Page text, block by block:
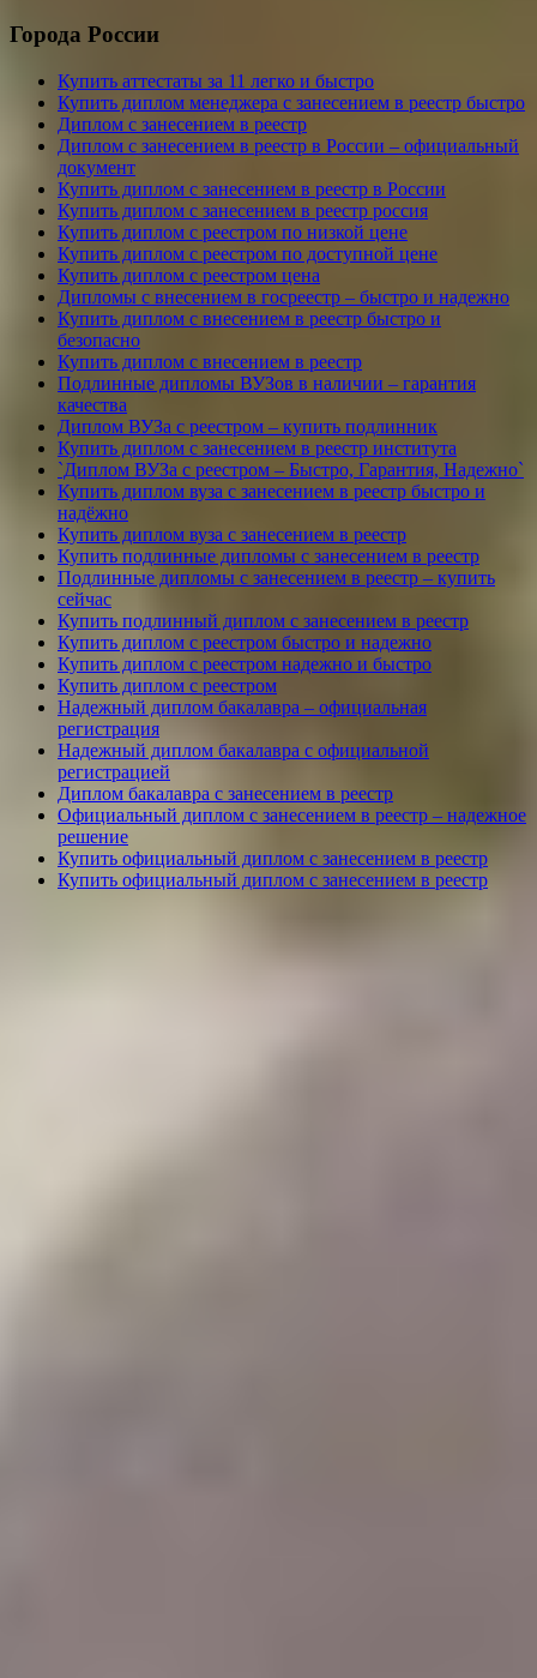
Города России
Купить аттестаты за 11 легко и быстро
Купить диплом менеджера с занесением в реестр быстро
Диплом с занесением в реестр
Диплом с занесением в реестр в России – официальный
документ
Купить диплом с занесением в реестр в России
Купить диплом с занесением в реестр россия
Купить диплом с реестром по низкой цене
Купить диплом с реестром по доступной цене
Купить диплом с реестром цена
Дипломы с внесением в госреестр – быстро и надежно
Купить диплом с внесением в реестр быстро и
безопасно
Купить диплом с внесением в реестр
Подлинные дипломы ВУЗов в наличии – гарантия
качества
Диплом ВУЗа с реестром – купить подлинник
Купить диплом с занесением в реестр института
`Диплом ВУЗа с реестром – Быстро, Гарантия, Надежно`
Купить диплом вуза с занесением в реестр быстро и
надёжно
Купить диплом вуза с занесением в реестр
Купить подлинные дипломы с занесением в реестр
Подлинные дипломы с занесением в реестр – купить
сейчас
Купить подлинный диплом с занесением в реестр
Купить диплом с реестром быстро и надежно
Купить диплом с реестром надежно и быстро
Купить диплом с реестром
Надежный диплом бакалавра – официальная
регистрация
Надежный диплом бакалавра с официальной
регистрацией
Диплом бакалавра с занесением в реестр
Официальный диплом с занесением в реестр – надежное
решение
Купить официальный диплом с занесением в реестр
Купить официальный диплом с занесением в реестр